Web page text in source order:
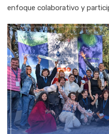
enfoque colaborativo y